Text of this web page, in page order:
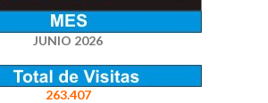
JUNIO 2026
263.407